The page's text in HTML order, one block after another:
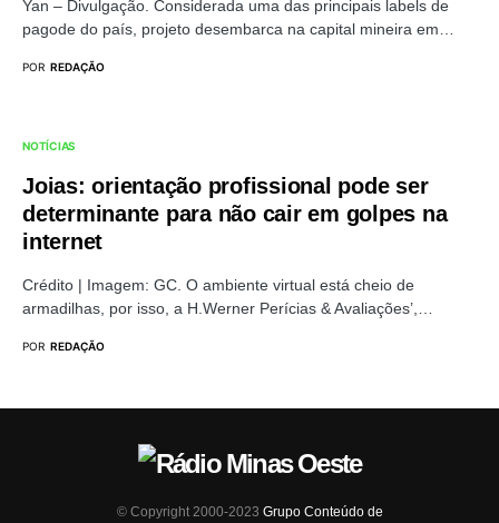
Yan – Divulgação. Considerada uma das principais labels de
pagode do país, projeto desembarca na capital mineira em…
POR REDAÇÃO
NOTÍCIAS
Joias: orientação profissional pode ser
determinante para não cair em golpes na
internet
Crédito | Imagem: GC. O ambiente virtual está cheio de
armadilhas, por isso, a H.Werner Perícias & Avaliações’,…
POR REDAÇÃO
© Copyright 2000-2023 Grupo Conteúdo de